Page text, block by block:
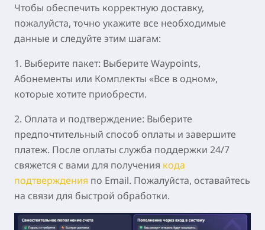
Чтобы обеспечить корректную доставку,
пожалуйста, точно укажите все необходимые
данные и следуйте этим шагам:
1. Выберите пакет: Выберите Waypoints,
Абонементы или Комплекты «Все в одном»,
которые хотите приобрести.
2. Оплата и подтверждение: Выберите
предпочтительный способ оплаты и завершите
платеж. После оплаты служба поддержки 24/7
свяжется с вами для получения кода
подтверждения по Email. Пожалуйста, оставайтесь
на связи для быстрой обработки.